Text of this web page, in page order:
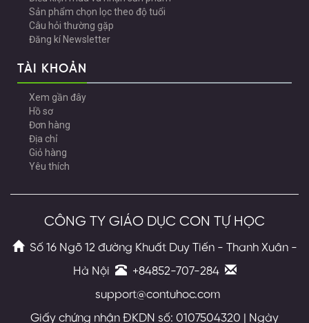
Sản phẩm chọn lọc theo độ tuổi
Câu hỏi thường gặp
Đăng kí Newsletter
TÀI KHOẢN
Xem gần đây
Hồ sơ
Đơn hàng
Địa chỉ
Giỏ hàng
Yêu thích
CÔNG TY GIÁO DỤC CON TỰ HỌC
Số 16 Ngõ 12 đường Khuất Duy Tiến - Thanh Xuân -
Hà Nội
+84852-707-284
support@contuhoc.com
Giấy chứng nhận ĐKDN số: 0107504320 | Ngày